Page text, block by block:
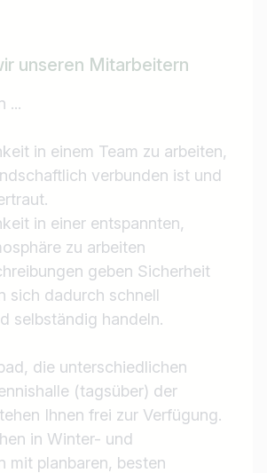
unseren Mitarbeitern
...
in einem Team zu arbeiten,
verbunden ist und
in einer entspannten,
zu arbeiten
geben Sicherheit
sich dadurch schnell
selbständig handeln.
die unterschiedlichen
(tagsüber) der
Ihnen frei zur Verfügung.
in Winter- und
mit planbaren, besten